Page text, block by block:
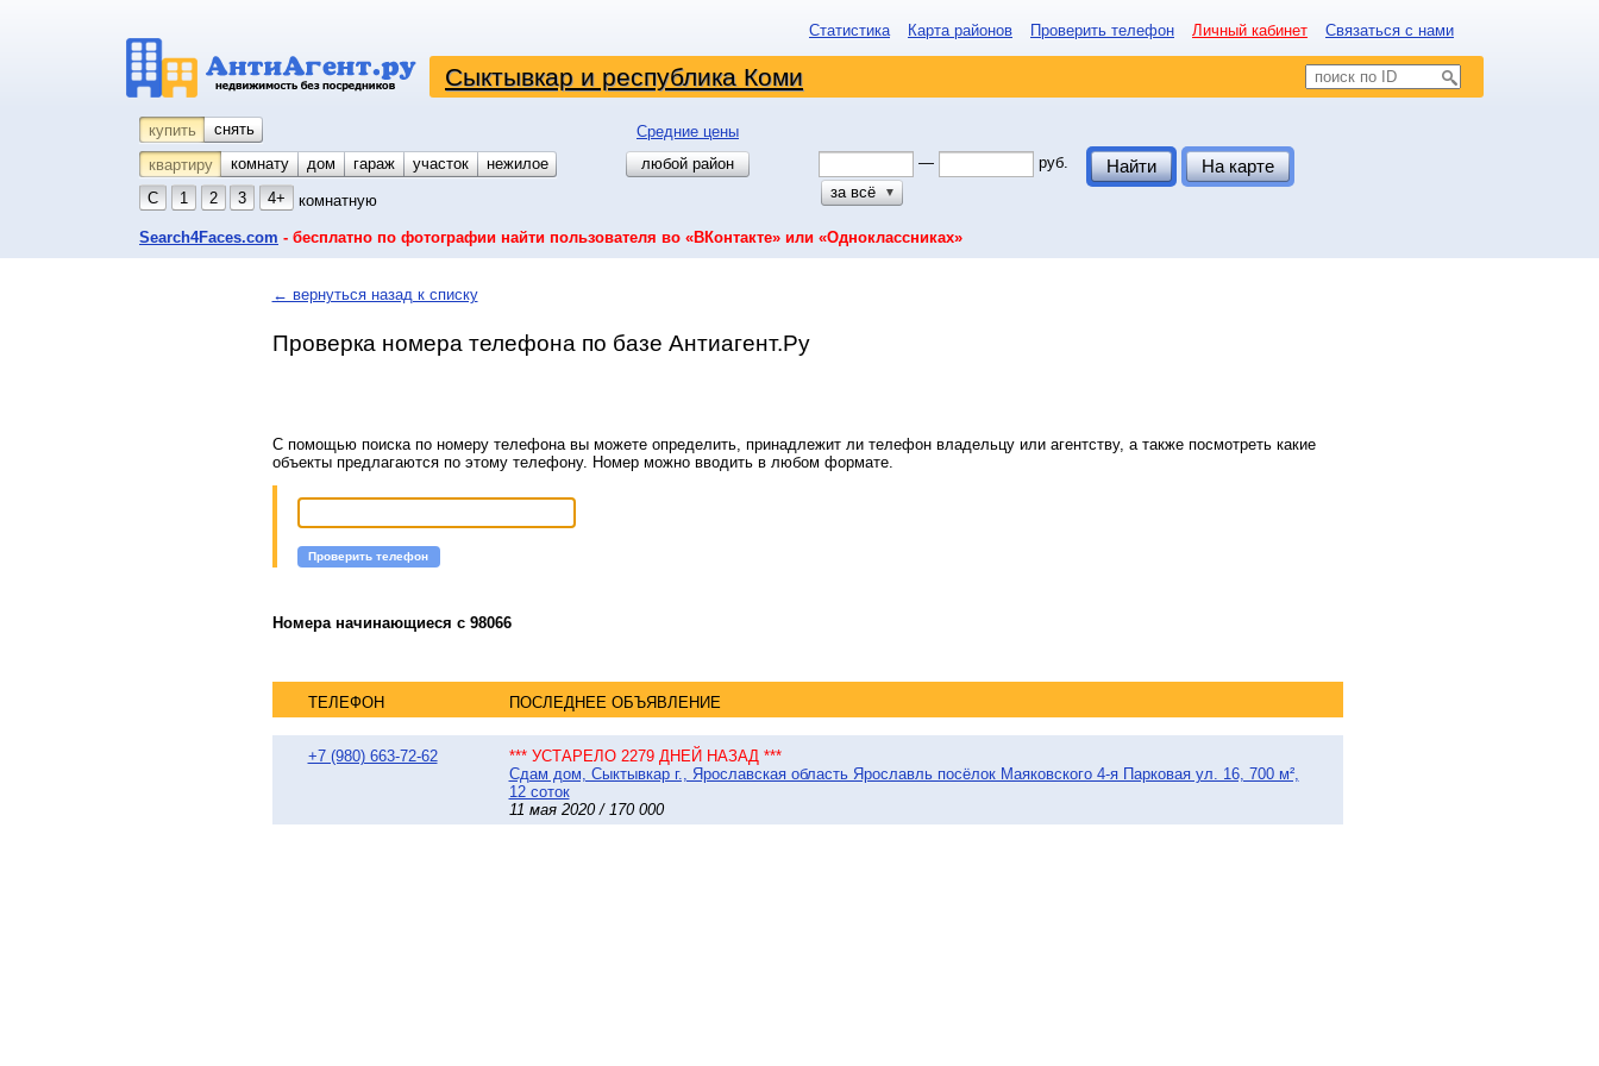
Статистика Карта районов Проверить телефон Личный кабинет Связаться с нами
Сыктывкар и республика Коми
купить снять
Средние цены
квартиру
комнату койко-место
дом гараж участок
нежилое
С
1 2 3 4+ комнатную
любой район —
руб.
за всё
▼
Найти На карте
Search4Faces.com - бесплатно по фотографии найти пользователя во «ВКонтакте» или «Одноклассниках»
← вернуться назад к списку
Проверка номера телефона по базе Антиагент.Ру
С помощью поиска по номеру телефона вы можете определить, принадлежит ли телефон владельцу или агентству, а также посмотреть какие
объекты предлагаются по этому телефону. Номер можно вводить в любом формате.
Проверить телефон
Номера начинающиеся с 98066
ТЕЛЕФОН ПОСЛЕДНЕЕ ОБЪЯВЛЕНИЕ
+7 (980) 663-72-62
*** УСТАРЕЛО 2279 ДНЕЙ НАЗАД ***
Сдам дом, Сыктывкар г., Ярославская область Ярославль посёлок Маяковского 4-я Парковая ул. 16, 700 м²,
12 соток
11 мая 2020 / 170 000